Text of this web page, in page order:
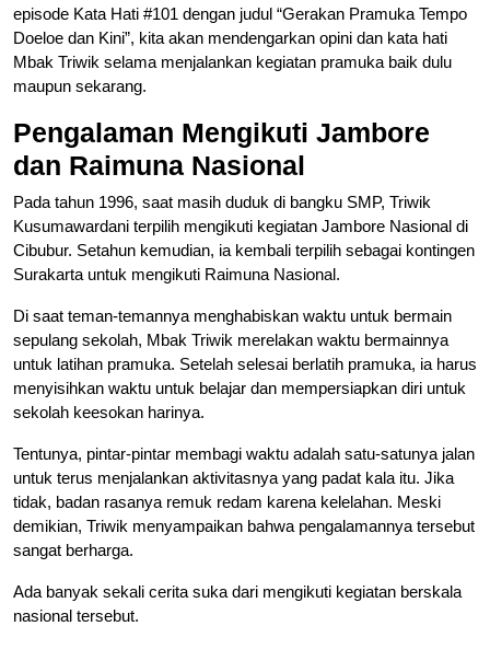
episode Kata Hati #101 dengan judul “Gerakan Pramuka Tempo
Doeloe dan Kini”, kita akan mendengarkan opini dan kata hati
Mbak Triwik selama menjalankan kegiatan pramuka baik dulu
maupun sekarang.
Pengalaman Mengikuti Jambore
dan Raimuna Nasional
Pada tahun 1996, saat masih duduk di bangku SMP, Triwik
Kusumawardani terpilih mengikuti kegiatan Jambore Nasional di
Cibubur. Setahun kemudian, ia kembali terpilih sebagai kontingen
Surakarta untuk mengikuti Raimuna Nasional.
Di saat teman-temannya menghabiskan waktu untuk bermain
sepulang sekolah, Mbak Triwik merelakan waktu bermainnya
untuk latihan pramuka. Setelah selesai berlatih pramuka, ia harus
menyisihkan waktu untuk belajar dan mempersiapkan diri untuk
sekolah keesokan harinya.
Tentunya, pintar-pintar membagi waktu adalah satu-satunya jalan
untuk terus menjalankan aktivitasnya yang padat kala itu. Jika
tidak, badan rasanya remuk redam karena kelelahan. Meski
demikian, Triwik menyampaikan bahwa pengalamannya tersebut
sangat berharga.
Ada banyak sekali cerita suka dari mengikuti kegiatan berskala
nasional tersebut.